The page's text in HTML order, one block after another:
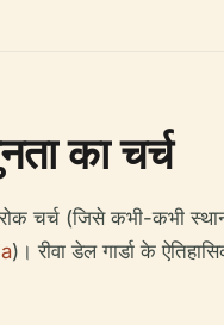
का चर्च
चर्च (जिसे कभी-कभी
)। रीवा डेल गार्डा के